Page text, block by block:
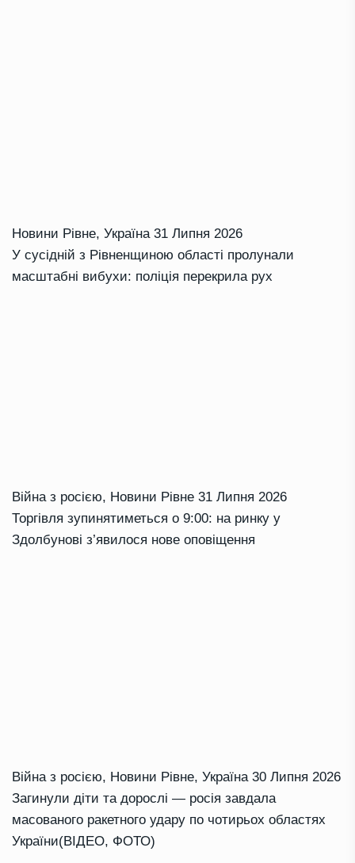
Новини Рівне, Україна 31 Липня 2026
У сусідній з Рівненщиною області пролунали
масштабні вибухи: поліція перекрила рух
Війна з росією, Новини Рівне 31 Липня 2026
Торгівля зупинятиметься о 9:00: на ринку у
Здолбунові з’явилося нове оповіщення
Війна з росією, Новини Рівне, Україна 30 Липня 2026
Загинули діти та дорослі — росія завдала
масованого ракетного удару по чотирьох областях
України(ВІДЕО, ФОТО)